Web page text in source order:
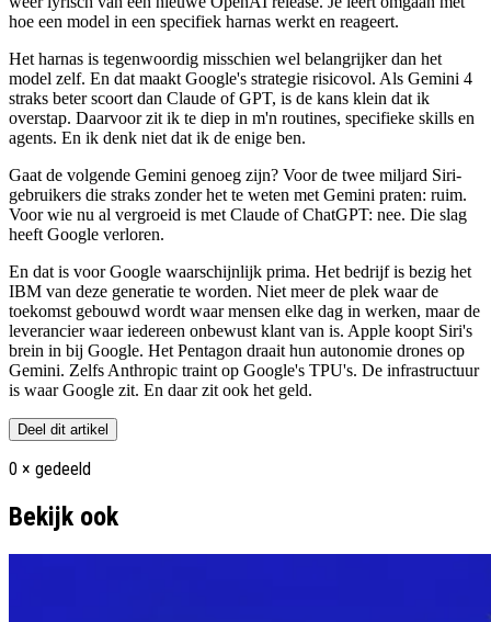
hoe een model in een specifiek harnas werkt en reageert.
Het harnas is tegenwoordig misschien wel belangrijker dan het
model zelf. En dat maakt Google's strategie risicovol. Als Gemini 4
straks beter scoort dan Claude of GPT, is de kans klein dat ik
overstap. Daarvoor zit ik te diep in m'n routines, specifieke skills en
agents. En ik denk niet dat ik de enige ben.
Gaat de volgende Gemini genoeg zijn? Voor de twee miljard Siri-
gebruikers die straks zonder het te weten met Gemini praten: ruim.
Voor wie nu al vergroeid is met Claude of ChatGPT: nee. Die slag
heeft Google verloren.
En dat is voor Google waarschijnlijk prima. Het bedrijf is bezig het
IBM van deze generatie te worden. Niet meer de plek waar de
toekomst gebouwd wordt waar mensen elke dag in werken, maar de
leverancier waar iedereen onbewust klant van is. Apple koopt Siri's
brein in bij Google. Het Pentagon draait hun autonomie drones op
Gemini. Zelfs Anthropic traint op Google's TPU's. De infrastructuur
is waar Google zit. En daar zit ook het geld.
Deel dit artikel
0 × gedeeld
Bekijk ook